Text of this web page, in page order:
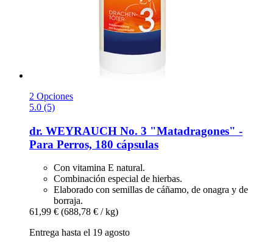
2 Opciones
5.0 (5)
dr. WEYRAUCH No. 3 "Matadragones" -​
Para Perros, 180 cápsulas
Con vitamina E natural.
Combinación especial de hierbas.
Elaborado con semillas de cáñamo, de onagra y de
borraja.
61,99 € (688,78 € / kg)
Entrega hasta el 19 agosto